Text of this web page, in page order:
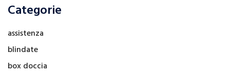
Categorie
assistenza
blindate
box doccia